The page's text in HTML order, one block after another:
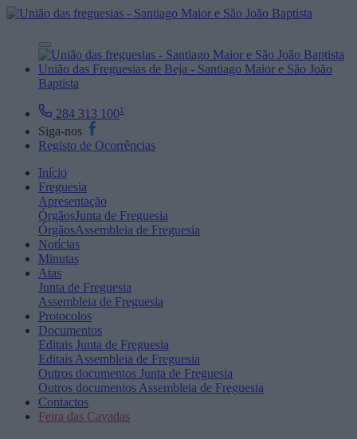
União das Freguesias de Beja - Santiago Maior e São João
Baptista
284 313 1001
Siga-nos
Registo de Ocorrências
Início
Freguesia
Apresentação
ÓrgãosJunta de Freguesia
ÓrgãosAssembleia de Freguesia
Notícias
Minutas
Atas
Junta de Freguesia
Assembleia de Freguesia
Protocolos
Documentos
Editais Junta de Freguesia
Editais Assembleia de Freguesia
Outros documentos Junta de Freguesia
Outros documentos Assembleia de Freguesia
Contactos
Feira das Cavadas